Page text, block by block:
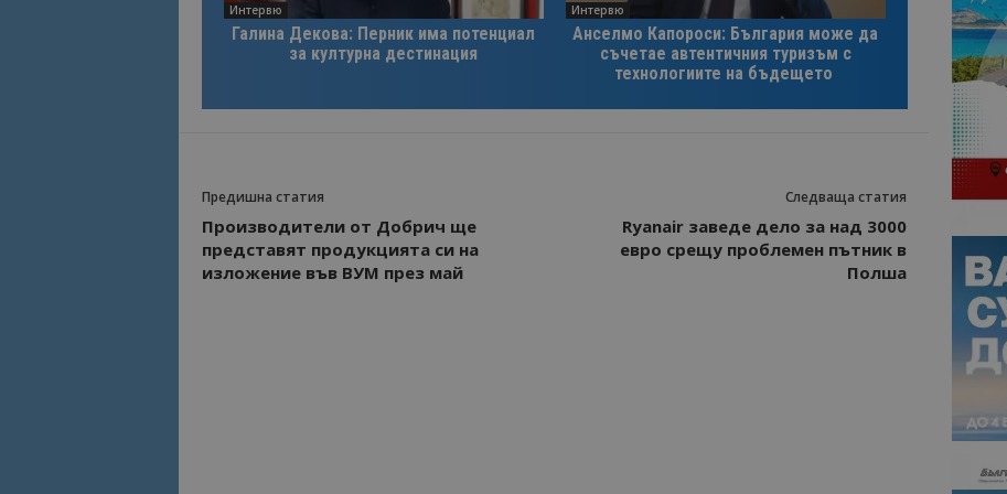
Интервю
Галина Декова: Перник има потенциал
за културна дестинация
Интервю
Анселмо Капороси: България може да
съчетае автентичния туризъм с
технологиите на бъдещето
Предишна статия
Производители от Добрич ще
представят продукцията си на
изложение във ВУМ през май
Следваща статия
Ryanair заведе дело за над 3000
евро срещу проблемен пътник в
Полша